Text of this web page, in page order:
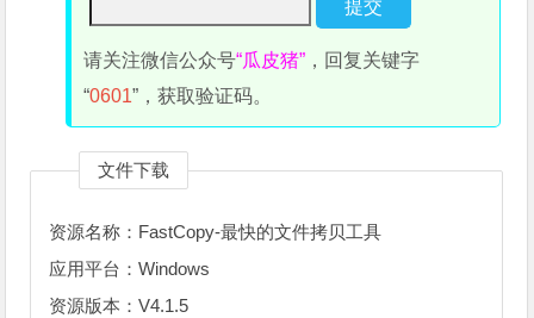
请关注微信公众号“瓜皮猪” ，回复关键字
“0601”，获取验证码。
文件下载
资源名称：FastCopy-最快的文件拷贝工具
应用平台：Windows
资源版本：V4.1.5